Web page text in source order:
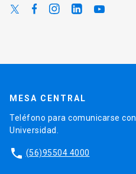
MESA CENTRAL
Teléfono para comunicarse
Universidad.
phone (56)95504 4000